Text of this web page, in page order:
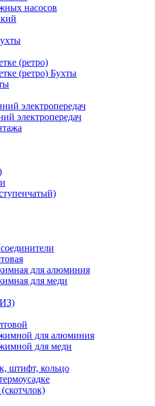
насосов
(ретро)
(ретро) Бухты
электропередач
электропередач
для алюминия
для меди
для алюминия
для меди
штифт, кольцо